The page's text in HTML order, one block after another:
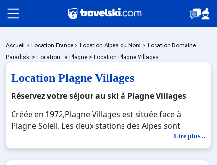
Packages
🚆Train de nuit
Stations
Hébergements
Accueil > Location France > Location Alpes du Nord > Location Domaine
Paradiski > Location La Plagne > Location Plagne Villages
Location Plagne Villages
Réservez votre séjour au ski à Plagne Villages
Créée en 1972,Plagne Villages est située face à
Plagne Soleil. Les deux stations des Alpes sont
dotées de la même architecture dans la tradition
savoyarde, façon chalets de bois et de pierres. Vous
trouverez des résidences coquettes, des chalets et
Lire plus...